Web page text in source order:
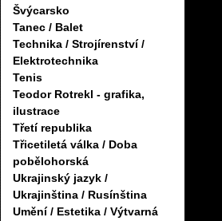
Švýcarsko
Tanec / Balet
Technika / Strojírenství /
Elektrotechnika
Tenis
Teodor Rotrekl - grafika,
ilustrace
Třetí republika
Třicetiletá válka / Doba
pobělohorská
Ukrajinský jazyk /
Ukrajinština / Rusínština
Umění / Estetika / Výtvarná